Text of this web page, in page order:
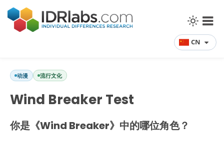
CN
动漫 流行文化
Wind Breaker Test
你是《Wind Breaker》中的哪位角色？